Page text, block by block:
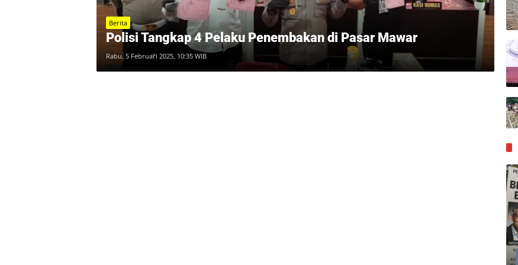
Berita
Polisi Tangkap 4 Pelaku Penembakan di Pasar Mawar
Rabu, 5 Februari 2025, 10:35 WIB